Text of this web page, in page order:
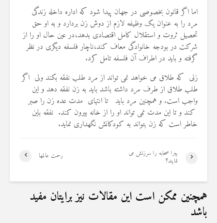
اما اگر قانون بخصوصی در جهان پیدا شود که اداره داخله زندگی
مرد را به عنوان یک وظیفه لازم از دوش زن بردارد و به او حق
تحصیل ثروت و استقلال کامل اقتصادی بدهد،در عین حال او را از
شرکت در بودجه خانوادگی معاف کند،ناچار فلسفه دیگری در نظر
گرفته و باید در اطراف آن فلسفه تامل کرد.
زنی که طلاق می خواهد نمی تواند از مرد طلب نفقه بکند ولی اگر
طلب طلاق از طرف مرد داشته باشد باید به زن نفقه دهد و این
واجب است. و همچنین مرد باید تا انتهای مدت عده زن را صبر
کند و تا این مدت نمی تواند او را از خانه بیرون کند. نفقه باین
خاطر است که زن بتواند به کودکانش نگهداری نماید.
رحمت عالمها چرا صحابه را سرزنش می
نمایند؟
همچنین ممکن است این مقالات نیز برایتان مفید
باشد